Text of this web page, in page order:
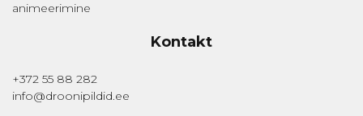
animeerimine
Kontakt
+372 55 88 282
info@droonipildid.ee